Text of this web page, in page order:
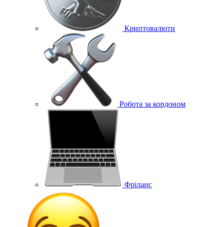
Криптовалюти
Робота за кордоном
Фріланс